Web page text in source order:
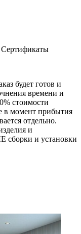
Сертификаты
будет готов и
времени и
стоимости
в момент прибытия
отдельно.
и
сборки и установки